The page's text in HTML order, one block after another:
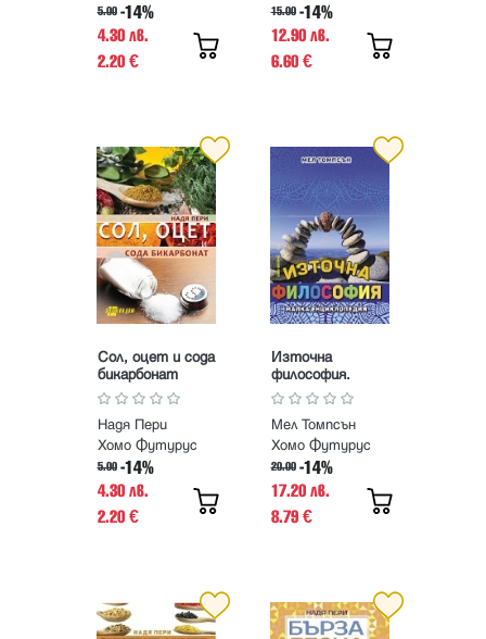
5.00 -14%
4.30 лв.
2.20 €
15.00 -14%
12.90 лв.
6.60 €
Сол, оцет и сода
бикарбонат
Надя Пери
Хомо Футурус
5.00 -14%
4.30 лв.
2.20 €
Източна
философия.
Малка
енциклопедия
Мел Томпсън
Хомо Футурус
20.00 -14%
17.20 лв.
8.79 €